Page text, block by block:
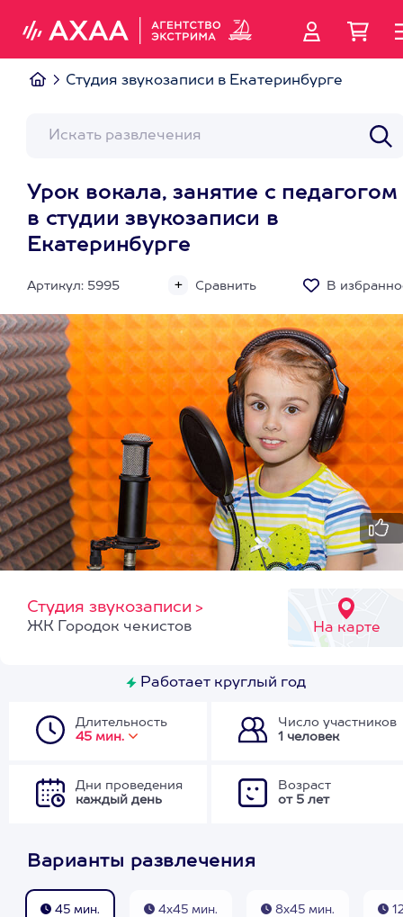
Студия звукозаписи в Екатеринбурге
Урок вокала, занятие с педагогом
в студии звукозаписи в
Екатеринбурге
Артикул: 5995 Сравнить В
Студия звукозаписи >
На карте
ЖК Городок чекистов
Работает круглый год
Длительность
45 мин.
Число участников
1 человек
Дни проведения
каждый день
Возраст
от 5 лет
Варианты развлечения
45 мин. 4х45 мин. 8х45 мин.